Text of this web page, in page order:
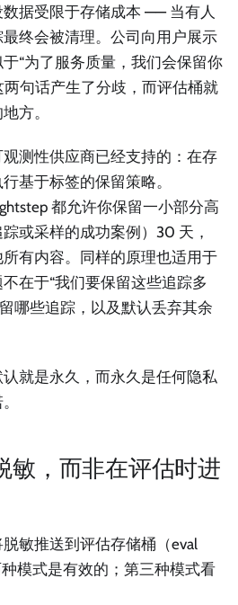
据受限于存储成本 —— 当有人
终会被清理。公司向用户展示
“为了服务质量，我们会保留你
句话产生了分歧，而评估桶就
方。
测性供应商已经支持的：在存
基于标签的保留策略。
都允许你保留一小部分高
或采样的成功案例）30 天，
有内容。同样的原理也适用于
在于“我们要保留这些追踪多
哪些追踪，以及默认丢弃其余
就是永久，而永久是任何隐私
敏，而非在评估时进
敏推送到评估存储桶（eval
模式是有效的；第三种模式看